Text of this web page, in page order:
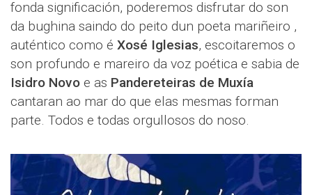
fonda significación, poderemos disfrutar do son
da bughina saindo do peito dun poeta mariñeiro ,
auténtico como é Xosé Iglesias, escoitaremos o
son profundo e mareiro da voz poética e sabia de
Isidro Novo e as Pandereteiras de Muxía
cantaran ao mar do que elas mesmas forman
parte. Todos e todas orgullosos do noso.